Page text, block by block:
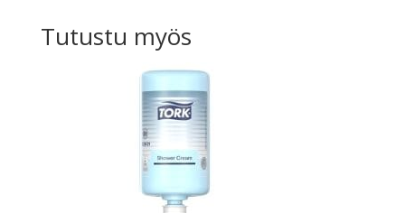
Tutustu myös